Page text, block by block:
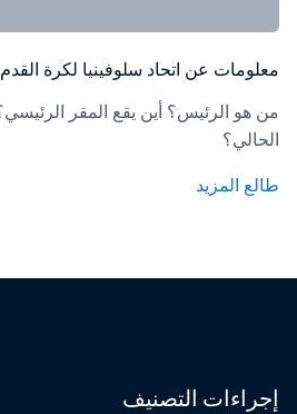
معلومات عن اتحاد سلوفينيا لكرة القدم
الحالي؟
طالع المزيد
إجراءات التصنيف